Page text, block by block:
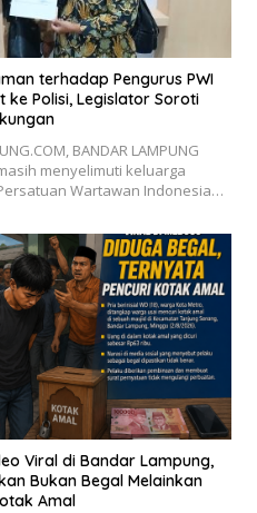
terhadap Pengurus PWI
ke Polisi, Legislator Soroti
BANDAR LAMPUNG
menyelimuti keluarga
Wartawan Indonesia…
Viral di Bandar Lampung,
Bukan Begal Melainkan
Amal